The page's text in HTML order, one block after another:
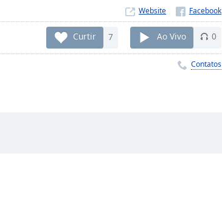
Website
Curtir 7 Ao Vivo 0
Contatos